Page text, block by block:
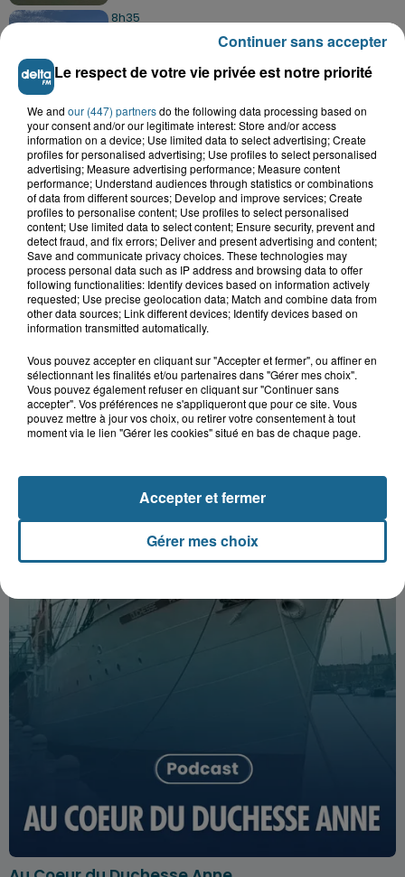
8h35
Les secrets des crustacés et des
flobards dévoilés ce week-end à...
8h21
Même durant les vacances,
Mouv’enfants Dunkerque se mobilise
7h53
Tardinghen : une femme de 75 ans
réanimée après une noyade
NOS AUTRES PODCASTS
Le respect de votre vie privée est notre priorité
We and our (447) partnersdo the following data processing based on
your consent and/or our legitimate interest: Store and/or access
information on a device; Use limited data to select advertising; Create
profiles for personalised advertising; Use profiles to select personalised
advertising; Measure advertising performance; Measure content
performance; Understand audiences through statistics or combinations
of data from different sources; Develop and improve services; Create
profiles to personalise content; Use profiles to select personalised
content; Use limited data to select content; Ensure security, prevent and
detect fraud, and fix errors; Deliver and present advertising and content;
Save and communicate privacy choices. These technologies may
process personal data such as IP address and browsing data to offer
following functionalities: Identify devices based on information actively
requested; Use precise geolocation data; Match and combine data from
other data sources; Link different devices; Identify devices based on
information transmitted automatically.
Vous pouvez accepter en cliquant sur "Accepter et fermer", ou affiner en
sélectionnant les finalités et/ou partenaires dans "Gérer mes choix".
Vous pouvez également refuser en cliquant sur "Continuer sans
accepter". Vos préférences ne s'appliqueront que pour ce site. Vous
pouvez mettre à jour vos choix, ou retirer votre consentement à tout
moment via le lien "Gérer les cookies" situé en bas de chaque page.
Gérer mes choix
Accepter et fermer
Continuer sans accepter